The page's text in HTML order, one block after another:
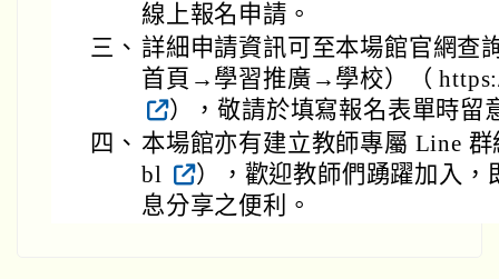
線上報名申請。
三、 詳細申請資訊可至本場館官網查
首頁→學習推廣→學校）（
），敬請於填寫報名表單時留
四、 本場館亦有建立教師專屬 Line
bl
），歡迎教師們踴躍加入
息分享之便利。